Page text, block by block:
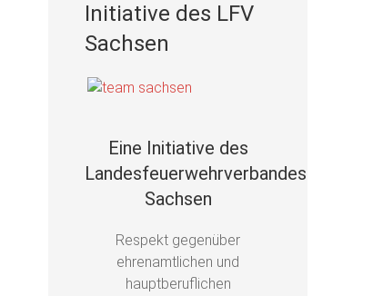
Initiative des LFV
Sachsen
Eine Initiative des
Landesfeuerwehrverbandes
Sachsen
Respekt gegenüber
ehrenamtlichen und
hauptberuflichen